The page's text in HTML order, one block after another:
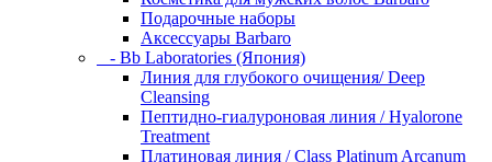
Подарочные наборы
Аксессуары Barbaro
- Bb Laboratories (Япония)
Линия для глубокого очищения/ Deep
Cleansing
Пептидно-гиалуроновая линия / Hyalorone
Treatment
Платиновая линия / Class Platinum Arcanum